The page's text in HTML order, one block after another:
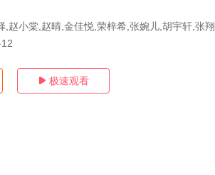
,赵小棠,赵晴,金佳悦,荣梓希,张婉儿,胡宇轩,张
 极速观看